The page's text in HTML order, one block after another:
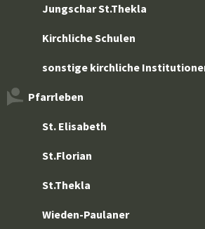
Jungschar St.Thekla
Kirchliche Schulen
sonstige kirchliche
Pfarrleben
St. Elisabeth
St.Florian
St.Thekla
Wieden-Paulaner